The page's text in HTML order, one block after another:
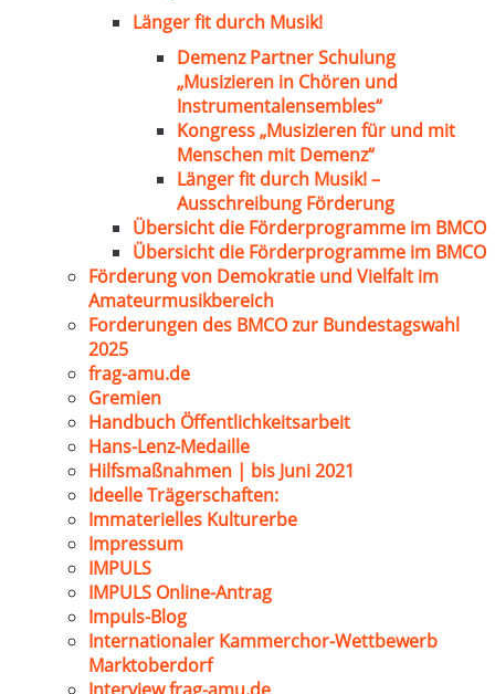
Länger fit durch Musik!
Demenz Partner Schulung
„Musizieren in Chören und
Instrumentalensembles“
Kongress „Musizieren für und mit
Menschen mit Demenz“
Länger fit durch Musik! –
Ausschreibung Förderung
Übersicht die Förderprogramme im BMCO
Übersicht die Förderprogramme im BMCO
Förderung von Demokratie und Vielfalt im
Amateurmusikbereich
Forderungen des BMCO zur Bundestagswahl
2025
frag-amu.de
Gremien
Handbuch Öffentlichkeitsarbeit
Hans-Lenz-Medaille
Hilfsmaßnahmen | bis Juni 2021
Ideelle Trägerschaften:
Immaterielles Kulturerbe
Impressum
IMPULS
IMPULS Online-Antrag
Impuls-Blog
Internationaler Kammerchor-Wettbewerb
Marktoberdorf